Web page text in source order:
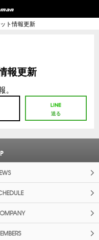
ト情報更新
報更新
。
送る